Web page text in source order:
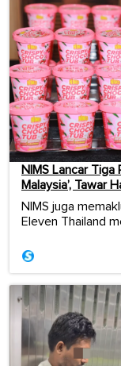
NIMS Lancar Tiga
Malaysia’, Tawar
NIMS juga
Eleven Thailand